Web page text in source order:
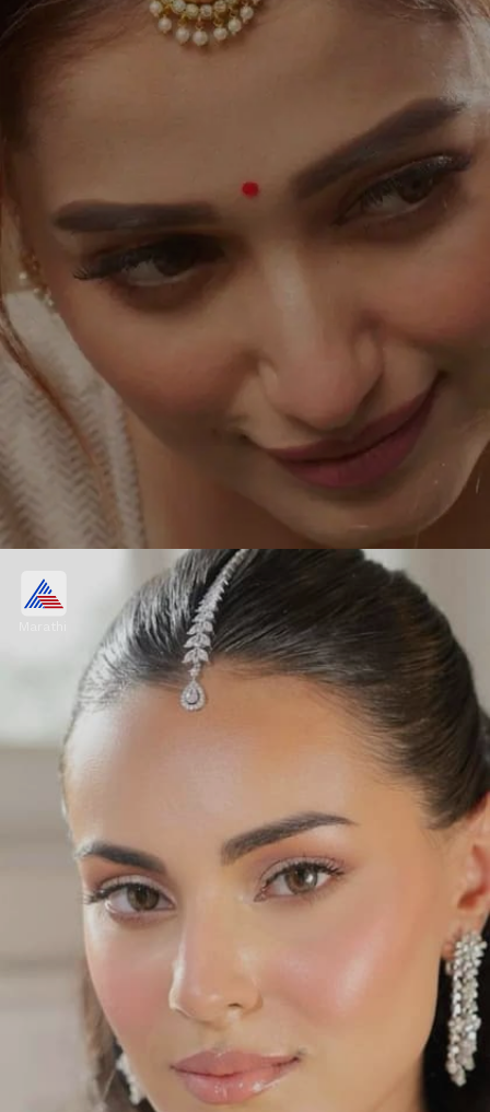
सिंगल स्टोन मिनिमल डिझाईन
आपण सुंदर ज्वेलरी डिझाईन खरेदी करू शकता, आपण हे
घातल्यावर सुंदर दिसाल. यामध्ये आपल्याला एलीगेंट डिझाईन
घेतल्यावर पारिवारिक डिझाईन सिंगल स्टोन मिनिमल डिझाईन खरेदी
Image credits: PINTEREST